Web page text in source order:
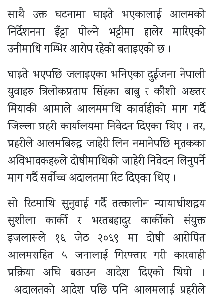
साथै उक्त घटनामा घाइते भएकालाई आलमको
निर्देशनमा इँट्टा पोल्ने भट्टीमा हालेर मारिएको
उनीमाथि गम्भिर आरोप रहेको बताइएको छ ।
घाइते भएपछि जलाइएका भनिएका दुईजना नेपाली
युवाहरु त्रिलोकप्रताप सिंहका बाबु र कौशी अख्तर
मियाकी आमाले आलममाथि कार्वाहीको माग गर्दै
जिल्ला प्रहरी कार्यालयमा निवेदन दिएका थिए । तर,
प्रहरीले आलमबिरुद्ध जाहेरी लिन नमानेपछि मृतकका
अविभावकहरुले दोषीमाथिको जाहेरी निवेदन लिनुपर्ने
माग गर्दै सर्वोच्च अदालतमा रिट दिएका थिए ।
सो रिटमाथि सुनुवाई गर्दै तत्कालीन न्यायाधीशद्वय
सुशीला कार्की र भरतबहादुर कार्कीको संयुक्त
इजलासले १६ जेठ २०६९ मा दोषी आरोपित
आलमसहित ५ जनालाई गिरफ्तार गरी कारवाही
प्रक्रिया अघि बढाउन आदेश दिएको थियो ।
अदालतको आदेश पछि पनि आलमलाई प्रहरीले